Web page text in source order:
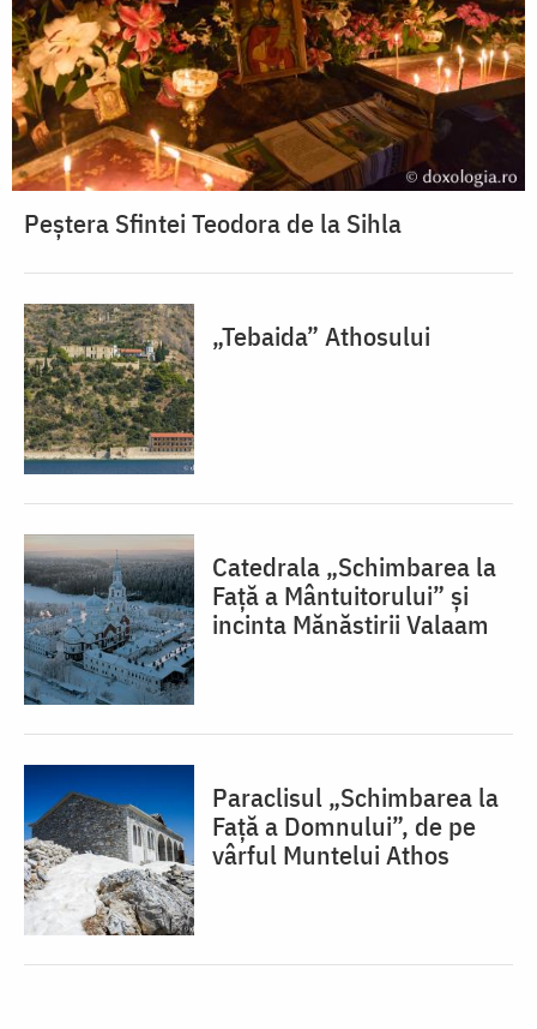
Peștera Sfintei Teodora de la Sihla
„Tebaida” Athosului
Catedrala „Schimbarea la
Față a Mântuitorului” și
incinta Mănăstirii Valaam
Paraclisul „Schimbarea la
Față a Domnului”, de pe
vârful Muntelui Athos